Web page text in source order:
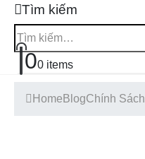
Tìm kiếm
00 items
Home BlogChính Sách